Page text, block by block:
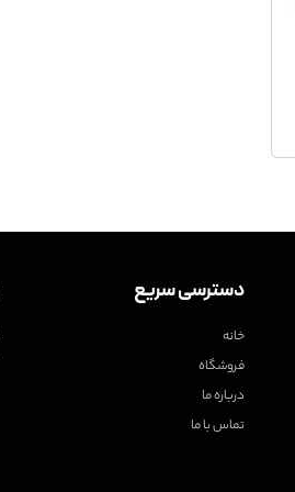
دسترسی سریع
خانه
فروشگاه
درباره ما
تماس با ما